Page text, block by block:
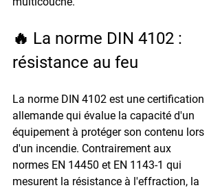
🔥 La norme DIN 4102 :
résistance au feu
La norme DIN 4102 est une certification
allemande qui évalue la capacité d'un
équipement à protéger son contenu lors
d'un incendie. Contrairement aux
normes EN 14450 et EN 1143-1 qui
mesurent la résistance à l'effraction, la